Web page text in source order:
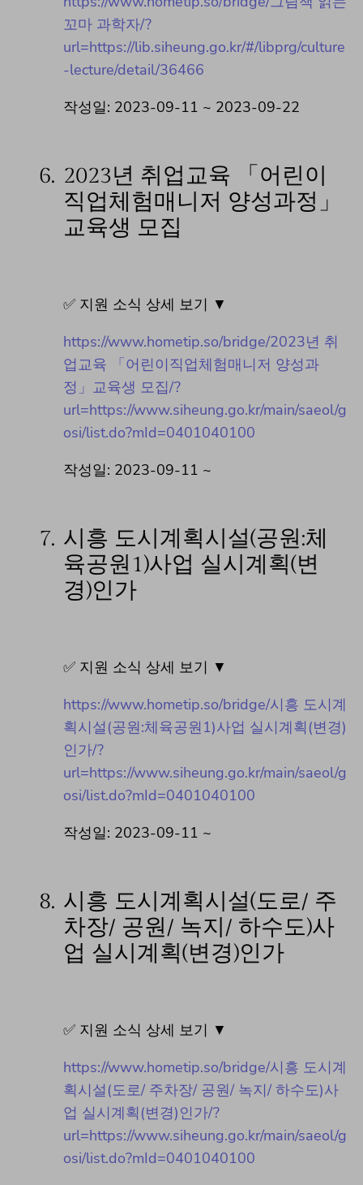
꼬마 과학자/?
url=https://lib.siheung.go.kr/#/libprg/culture
-lecture/detail/36466
작성일: 2023-09-11 ~ 2023-09-22
6. 2023년 취업교육 「어린이
직업체험매니저 양성과정」
교육생 모집
✅ 지원 소식 상세 보기 ▼
https://www.hometip.so/bridge/2023년 취
업교육 「어린이직업체험매니저 양성과
정」교육생 모집/?
url=https://www.siheung.go.kr/main/saeol/g
osi/list.do?mId=0401040100
작성일: 2023-09-11 ~
7. 시흥 도시계획시설(공원:체
육공원1)사업 실시계획(변
경)인가
✅ 지원 소식 상세 보기 ▼
https://www.hometip.so/bridge/시흥 도시계
획시설(공원:체육공원1)사업 실시계획(변경)
인가/?
url=https://www.siheung.go.kr/main/saeol/g
osi/list.do?mId=0401040100
작성일: 2023-09-11 ~
8. 시흥 도시계획시설(도로/ 주
차장/ 공원/ 녹지/ 하수도)사
업 실시계획(변경)인가
✅ 지원 소식 상세 보기 ▼
https://www.hometip.so/bridge/시흥 도시계
획시설(도로/ 주차장/ 공원/ 녹지/ 하수도)사
업 실시계획(변경)인가/?
url=https://www.siheung.go.kr/main/saeol/g
osi/list.do?mId=0401040100